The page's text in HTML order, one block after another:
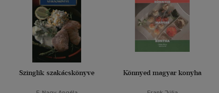
Szinglik szakácskönyve Könnyed magyar konyha